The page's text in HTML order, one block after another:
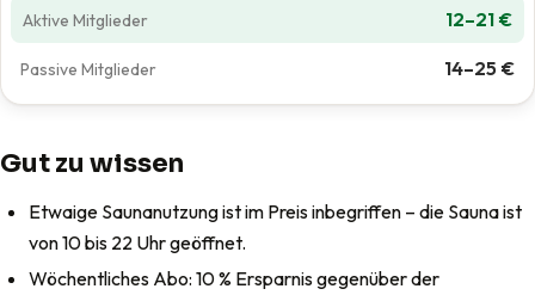
12–21 €
14–25 €
Gut zu wissen
Etwaige Saunanutzung ist im Preis inbegriffen – die Sauna ist
von 10 bis 22 Uhr geöffnet.
Wöchentliches Abo: 10 % Ersparnis gegenüber der